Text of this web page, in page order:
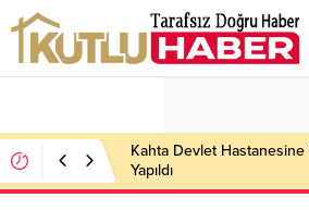
Kahta Devlet Hastanesine
Yapıldı